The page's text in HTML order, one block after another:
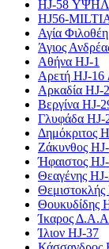
HJ-58
HJ56-
Αγία
Άγιος
Αθήνα HJ-1
Αρετή HJ-16
Αρκαδία HJ-
Βεργίνα HJ-
Γλυφάδα HJ-
Δημόκριτος
Ζάκυνθος
Ήφαιστος
Θεαγένης
Θεμιστοκλής
Θουκυδίδης
Ίκαρος
Ίλιον HJ-37